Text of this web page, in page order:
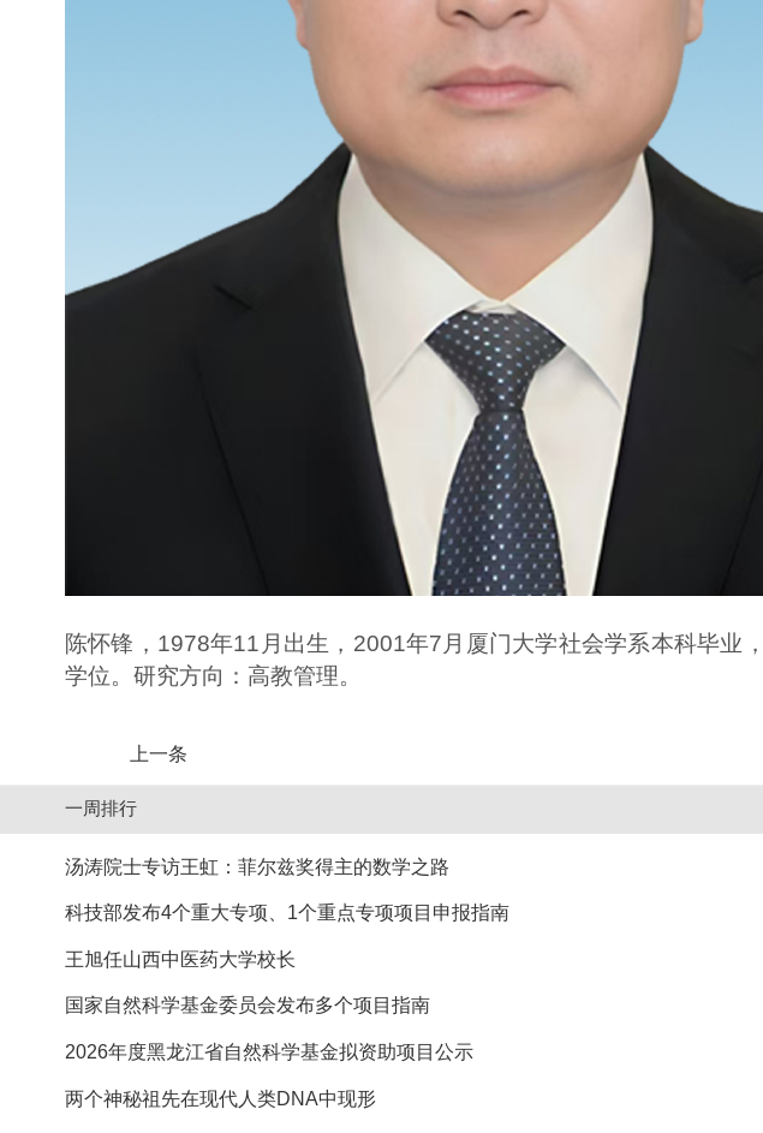
陈怀锋，1978年11月出生，2001年7月厦门大学社会学系本科毕
学位。研究方向：高教管理。
上一条
一周排行
汤涛院士专访王虹：菲尔兹奖得主的数学之路
科技部发布4个重大专项、1个重点专项项目申报指南
王旭任山西中医药大学校长
国家自然科学基金委员会发布多个项目指南
2026年度黑龙江省自然科学基金拟资助项目公示
两个神秘祖先在现代人类DNA中现形